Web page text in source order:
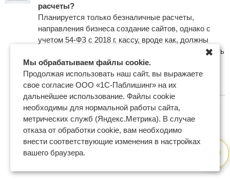
расчеты?
Планируется только безналичные расчеты,
направления бизнеса создание сайтов, однако с
учетом 54-ФЗ с 2018 г. кассу, вроде как, должны
иметь все ИП. Действительно ли придется покупать
кассу, даже если наличных расчетов не будет?
rudad
20.02.2017 1 ответ
Мы обрабатываем файлы cookie.
Продолжая использовать наш сайт, вы выражаете
свое согласие ООО «1С-Паблишинг» на их
дальнейшее использование. Файлы cookie
необходимы для нормальной работы сайта,
метрических служб (Яндекс.Метрика). В случае
отказа от обработки cookie, вам необходимо
внести соответствующие изменения в настройках
вашего браузера.
✖